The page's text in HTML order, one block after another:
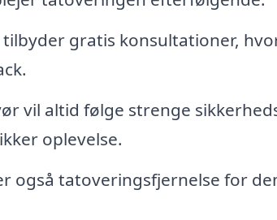
gratis konsultationer,
vil altid følge strenge
oplevelse.
også tatoveringsfjernelse for